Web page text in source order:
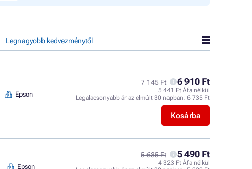
Legnagyobb kedvezménytől
Epson
7 145 Ft 6 910 Ft
5 441 Ft Áfa nélkül
Legalacsonyabb ár az elmúlt 30 napban: 6 735 Ft
Kosárba
Epson
5 685 Ft 5 490 Ft
4 323 Ft Áfa nélkül